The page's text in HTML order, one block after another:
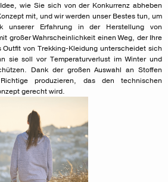
wie Sie sich von der Konkurrenz abheben
mit, und wir werden unser Bestes tun, um
unserer Erfahrung in der Herstellung von
großer Wahrscheinlichkeit einen Weg, der Ihre
von Trekking-Kleidung unterscheidet sich
sie soll vor Temperaturverlust im Winter und
Dank der großen Auswahl an Stoffen
produzieren, das den technischen
gerecht wird.